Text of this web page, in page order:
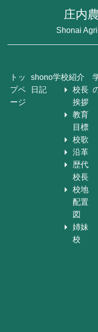
庄内
Shonai
トッ
プペ
ージ
shono
日記
学校紹介
校長
挨拶
教育
目標
校歌
沿革
歴代
校長
校地
配置
図
姉妹
校